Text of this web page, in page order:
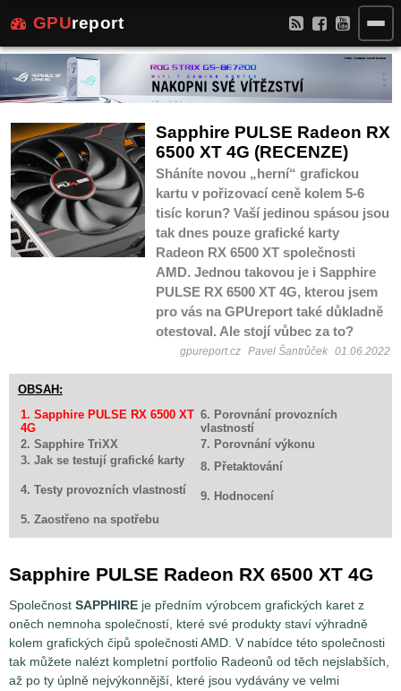
GPUreport
Sapphire PULSE Radeon RX
6500 XT 4G (RECENZE)
Sháníte novou „herní“ grafickou
kartu v pořizovací ceně kolem 5-6
tisíc korun? Vaší jedinou spásou jsou
tak dnes pouze grafické karty
Radeon RX 6500 XT společnosti
AMD. Jednou takovou je i Sapphire
PULSE RX 6500 XT 4G, kterou jsem
pro vás na GPUreport také důkladně
otestoval. Ale stojí vůbec za to?
gpureport.cz Pavel Šantrůček 01.06.2022
OBSAH:
1. Sapphire PULSE RX 6500 XT
4G
6. Porovnání provozních
vlastností
2. Sapphire TriXX
7. Porovnání výkonu
3. Jak se testují grafické karty
8. Přetaktování
4. Testy provozních vlastností
9. Hodnocení
5. Zaostřeno na spotřebu
Sapphire PULSE Radeon RX 6500 XT 4G
Společnost SAPPHIRE je předním výrobcem grafických karet z
oněch nemnoha společností, které své produkty staví výhradně
kolem grafických čipů společnosti AMD. V nabídce této společnosti
tak můžete nalézt kompletní portfolio Radeonů od těch nejslabších,
až po ty úplně nejvýkonnější, které jsou vydávány ve velmi